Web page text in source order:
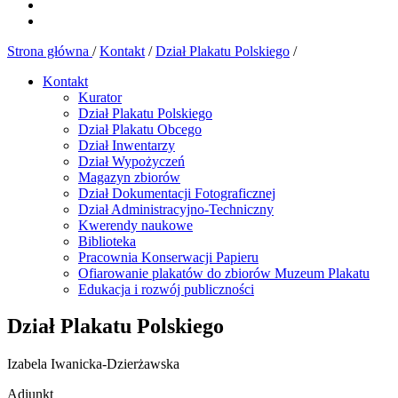
Strona główna / Kontakt /Dział Plakatu Polskiego /
Kontakt
Kurator
Dział Plakatu Polskiego
Dział Plakatu Obcego
Dział Inwentarzy
Dział Wypożyczeń
Magazyn zbiorów
Dział Dokumentacji Fotograficznej
Dział Administracyjno-Techniczny
Kwerendy naukowe
Biblioteka
Pracownia Konserwacji Papieru
Ofiarowanie plakatów do zbiorów Muzeum Plakatu
Edukacja i rozwój publiczności
Dział Plakatu Polskiego
Izabela Iwanicka-Dzierżawska
Adiunkt